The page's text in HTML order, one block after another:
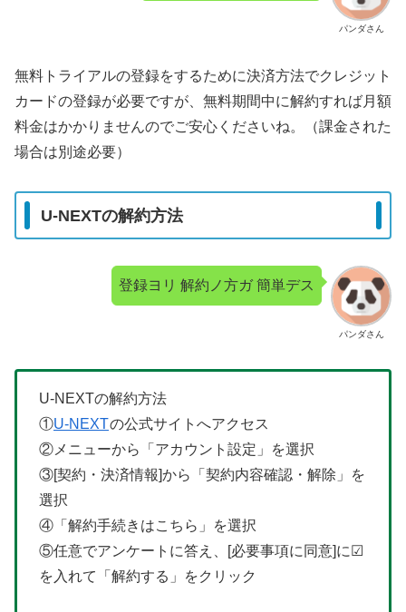
パンダさん
無料トライアルの登録をするために決済方法でクレジット
カードの登録が必要ですが、無料期間中に解約すれば月額
料金はかかりませんのでご安心くださいね。（課金された
場合は別途必要）
U-NEXTの解約方法
パンダさん
登録ヨリ 解約ノ方ガ 簡単デス
U-NEXTの解約方法
①U-NEXTの公式サイトへアクセス
②メニューから「アカウント設定」を選択
③[契約・決済情報]から「契約内容確認・解除」を
選択
④「解約手続きはこちら」を選択
⑤任意でアンケートに答え、[必要事項に同意]に☑
を入れて「解約する」をクリック